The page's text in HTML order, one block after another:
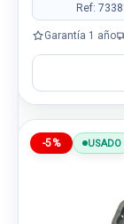
Ref:
Garantía 1 año
-5% USADO